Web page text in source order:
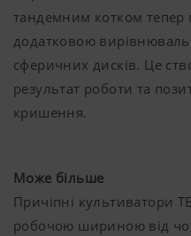
тандемним котком тепер
додатковою
сферичних дисків. Це
результат роботи та
кришення.
Може більше
Причіпні культиватори
робочою шириною від